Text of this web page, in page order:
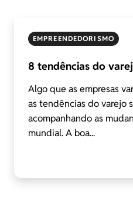
EMPREENDEDORISMO
8 tendências do
Algo que as empresas
as tendências do varejo
acompanhando as
mundial. A boa...